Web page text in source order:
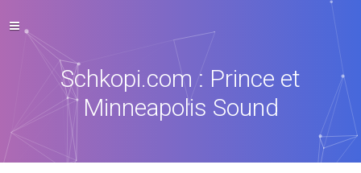
Schkopi.com : Prince et
Minneapolis Sound